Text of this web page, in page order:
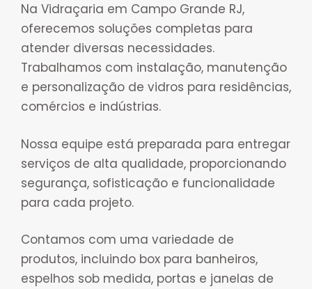
Na Vidraçaria em Campo Grande RJ,
oferecemos soluções completas para
atender diversas necessidades.
Trabalhamos com instalação, manutenção
e personalização de vidros para residências,
comércios e indústrias.
Nossa equipe está preparada para entregar
serviços de alta qualidade, proporcionando
segurança, sofisticação e funcionalidade
para cada projeto.
Contamos com uma variedade de
produtos, incluindo box para banheiros,
espelhos sob medida, portas e janelas de